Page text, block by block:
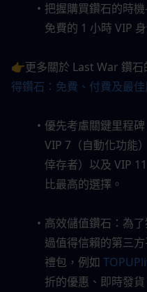
把握購買鑽石的時
免費的 1 小時 VIP
👉更多關於 Last War 鑽石
得鑽石：免費、付費及最
優先考慮關鍵里程
VIP 7（自動化功能
倖存者）以及 VIP
比最高的選擇。
高效儲值鑽石：為
過值得信賴的第三
禮包，例如
折的優惠、即時發